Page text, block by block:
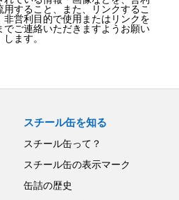
すること、また、リンクするこ
非営利目的で使用またはリンクを
でご連絡いただきますようお願い
します。
スチール缶を知る
スチール缶って？
スチール缶の表示マーク
缶詰の歴史